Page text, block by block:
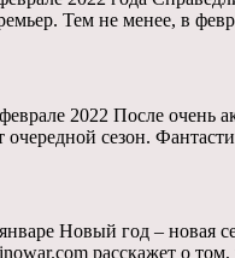
Тем не менее, в
2022 После очень
очередной сезон.
Новый год – новая
расскажет о том,